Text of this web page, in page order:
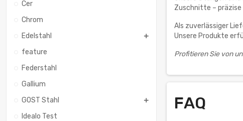
Cer
Chrom
Edelstahl
feature
Federstahl
Gallium
GOST Stahl
Idealo Test
Zuschnitte – präzise
Als zuverlässiger
Unsere Produkte
Profitieren Sie von
FAQ